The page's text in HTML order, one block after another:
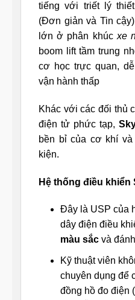
tiếng với triết lý thiết
(Đơn giản và Tin
lớn ở phân khúc xe
boom lift tầm trung
cơ học trực quan,
vận hành thấp
Khác với các đối thủ
điện tử phức tạp,
bền bỉ của cơ khí
kiện.
Hệ thống điều khiển
Đây là USP của
dây điện điều
màu sắcvà
Kỹ thuật viên
chuyên dụng để
đồng hồ đo điện